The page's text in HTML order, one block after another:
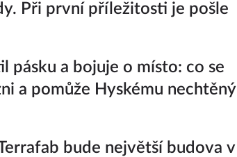
Při první příležitosti je pošle
pásku a bojuje o místo: co se
a pomůže Hyskému nechtěný
bude největší budova v